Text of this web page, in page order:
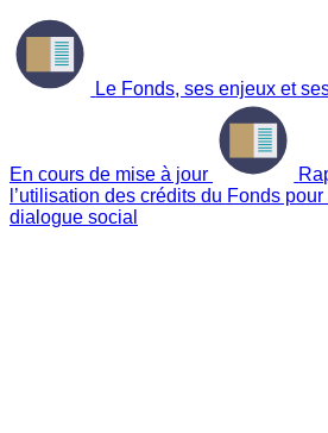
Le Fonds, ses enjeux et
En cours de mise à jour
l’utilisation des crédits du Fonds
dialogue social